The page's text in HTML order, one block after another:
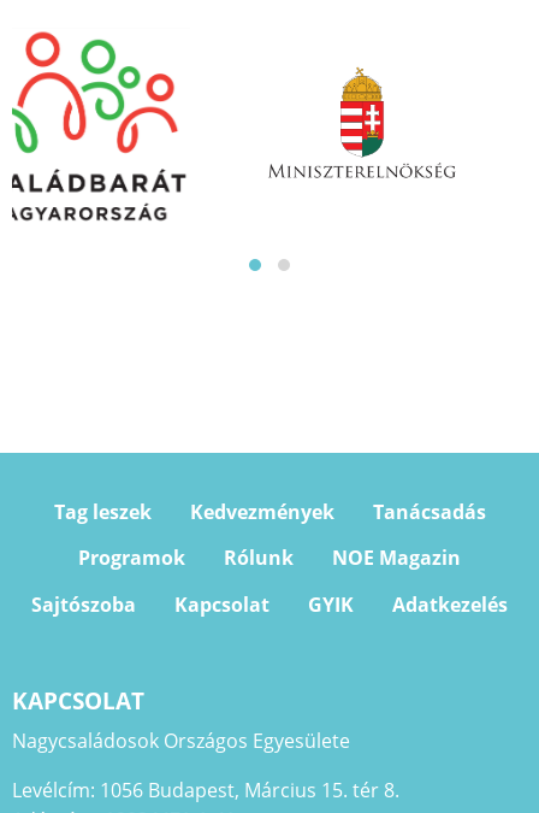
Tag leszek Kedvezmények
Tanácsadás
Programok
Rólunk
NOE Magazin
Sajtószoba
Kapcsolat GYIK Adatkezelés
KAPCSOLAT
Nagycsaládosok Országos Egyesülete
Levélcím: 1056 Budapest, Március 15. tér 8.